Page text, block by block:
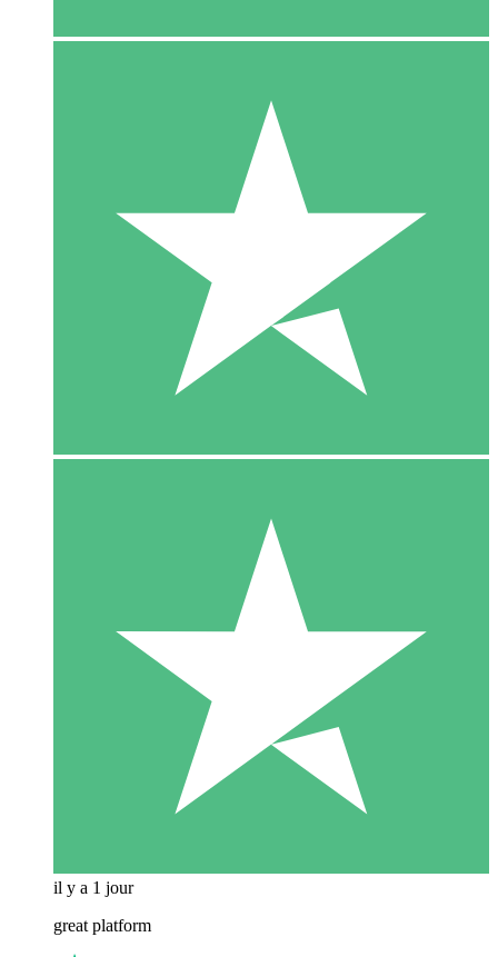
il y a 1 jour
great platform